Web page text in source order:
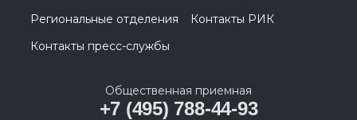
Региональные отделения
Контакты РИК
Контакты пресс-службы
Общественная приемная
+7 (495) 788-44-93